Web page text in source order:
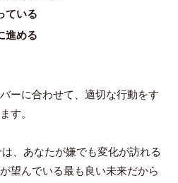
ている
進める
ーに合わせて、適切な行動をす
す。
、あなたが嫌でも変化が訪れる
望んでいる最も良い未来だから